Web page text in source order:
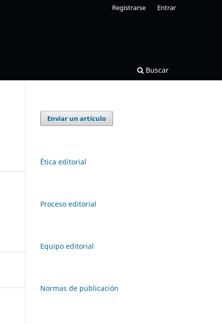
Buscar
Registrarse Entrar
Enviar un artículo
Ética editorial
Proceso editorial
Equipo editorial
Normas de publicación